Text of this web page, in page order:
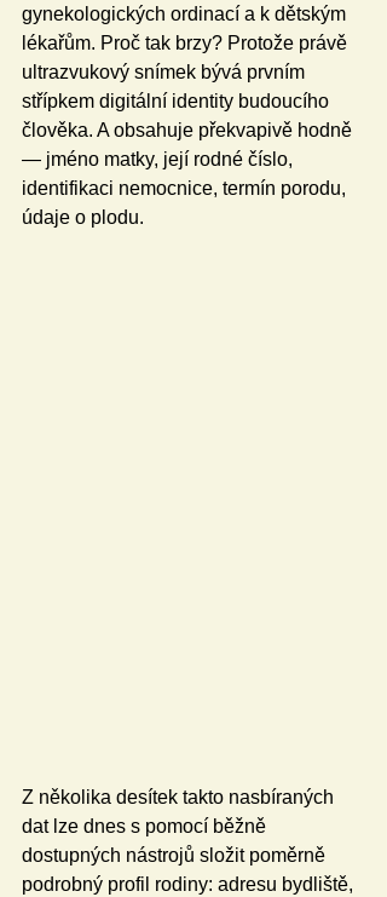
gynekologických ordinací a k dětským
lékařům. Proč tak brzy? Protože právě
ultrazvukový snímek bývá prvním
střípkem digitální identity budoucího
člověka. A obsahuje překvapivě hodně
— jméno matky, její rodné číslo,
identifikaci nemocnice, termín porodu,
údaje o plodu.
Z několika desítek takto nasbíraných
dat lze dnes s pomocí běžně
dostupných nástrojů složit poměrně
podrobný profil rodiny: adresu bydliště,